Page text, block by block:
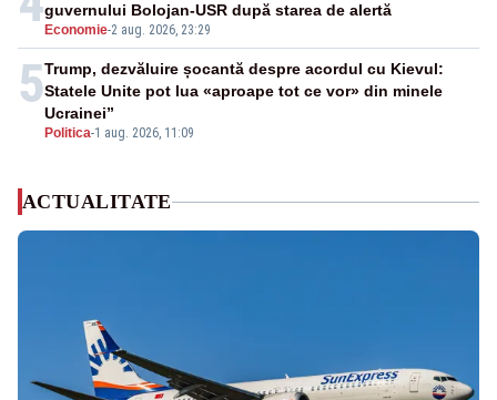
Economie-2 aug. 2026, 23:29
guvernului Bolojan-USR după starea de alertă
5
Politica-1 aug. 2026, 11:09
Trump, dezvăluire șocantă despre acordul cu Kievul:
Statele Unite pot lua «aproape tot ce vor» din minele
Ucrainei”
ACTUALITATE